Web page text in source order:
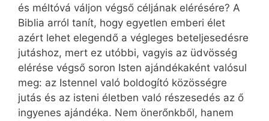
és méltóvá váljon végső céljának elérésére? A
Biblia arról tanít, hogy egyetlen emberi élet
azért lehet elegendő a végleges beteljesedésre
jutáshoz, mert ez utóbbi, vagyis az üdvösség
elérése végső soron Isten ajándékaként valósul
meg: az Istennel való boldogító közösségre
jutás és az isteni életben való részesedés az ő
ingyenes ajándéka. Nem önerőnkből, hanem